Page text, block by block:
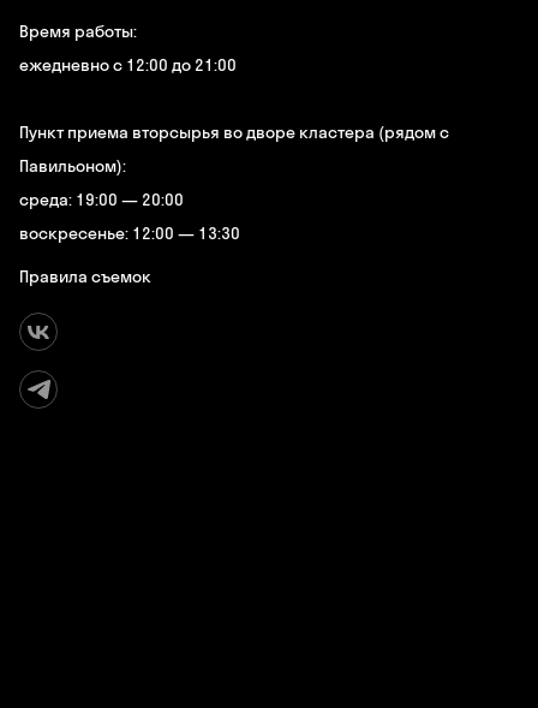
Время работы:
ежедневно с 12:00 до 21:00
Пункт приема вторсырья во дворе кластера (рядом с
Павильоном):
среда: 19:00 — 20:00
воскресенье: 12:00 — 13:30
Правила съемок